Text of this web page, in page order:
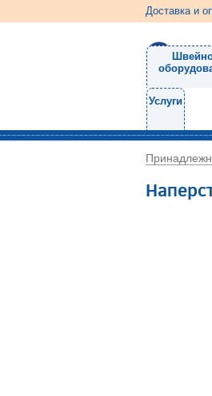
Доставка и
Услуги